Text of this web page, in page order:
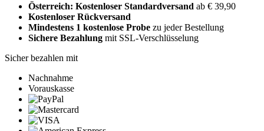
Österreich: Kostenloser Standardversand ab € 39,90
Kostenloser Rückversand
Mindestens 1 kostenlose Probe zu jeder Bestellung
Sichere Bezahlung mit SSL-Verschlüsselung
Sicher bezahlen mit
Nachnahme
Vorauskasse